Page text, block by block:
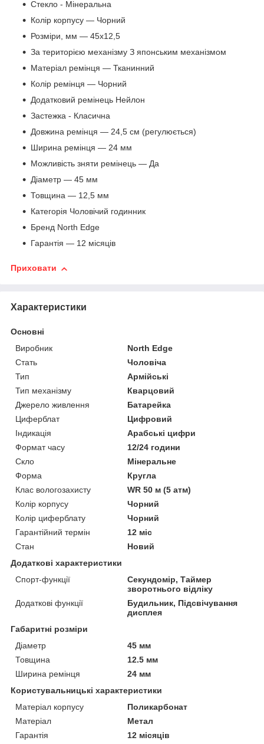
Стекло - Мінеральна
Колір корпусу — Чорний
Розміри, мм — 45х12,5
За територією механізму З японським механізмом
Матеріал ремінця — Тканинний
Колір ремінця — Чорний
Додатковий ремінець Нейлон
Застежка - Класична
Довжина ремінця — 24,5 см (регулюється)
Ширина ремінця — 24 мм
Можливість зняти ремінець — Да
Діаметр — 45 мм
Товщина — 12,5 мм
Категорія Чоловічий годинник
Бренд North Edge
Гарантія — 12 місяців
Приховати
Характеристики
Основні
Виробник
North Edge
Стать
Чоловіча
Тип
Армійські
Тип механізму
Кварцовий
Джерело живлення
Батарейка
Циферблат
Цифровий
Індикація
Арабські цифри
Формат часу
12/24 години
Скло
Мінеральне
Форма
Кругла
Клас вологозахисту
WR 50 м (5 атм)
Колір корпусу
Чорний
Колір циферблату
Чорний
Гарантійний термін
12 міс
Стан
Новий
Додаткові характеристики
Спорт-функції
Секундомір, Таймер
зворотнього відліку
Додаткові функції
Будильник, Підсвічування
дисплея
Габаритні розміри
Діаметр
45 мм
Товщина
12.5 мм
Ширина ремінця
24 мм
Користувальницькі характеристики
Матеріал корпусу
Поликарбонат
Матеріал
Метал
Гарантія
12 місяців